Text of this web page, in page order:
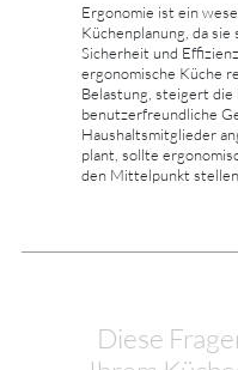
Ergonomie ist ein
Küchenplanung, da
Sicherheit und
ergonomische Küche
Belastung, steigert
benutzerfreundliche
Haushaltsmitglieder
plant, sollte
den Mittelpunkt stellen.
Diese